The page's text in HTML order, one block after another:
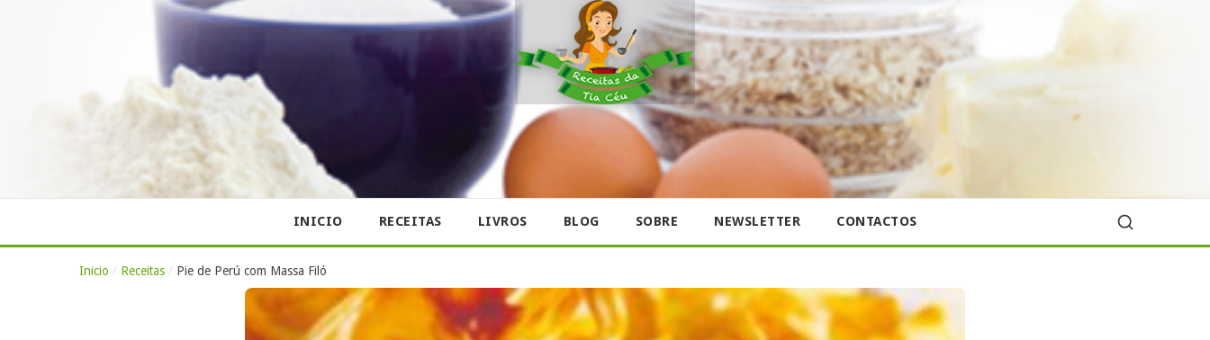
INICIO RECEITAS LIVROS BLOG SOBRE NEWSLETTER CONTACTOS
Inicio / Receitas / Pie de Perú com Massa Filó